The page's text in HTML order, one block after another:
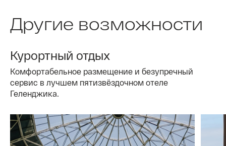
Другие возможности
Курортный отдых
Комфортабельное размещение и безупречный
сервис в лучшем пятизвёздочном отеле
Геленджика.